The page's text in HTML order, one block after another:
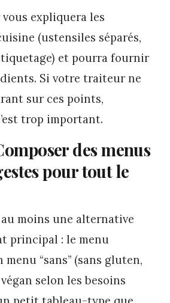
expliquera les
(ustensiles séparés,
et pourra fournir
Si votre traiteur ne
sur ces points,
trop important.
des menus
pour tout le
au moins une alternative
principal : le menu
menu “sans” (sans gluten,
selon les besoins